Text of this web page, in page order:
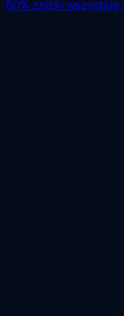
50% zniżki wszystkie